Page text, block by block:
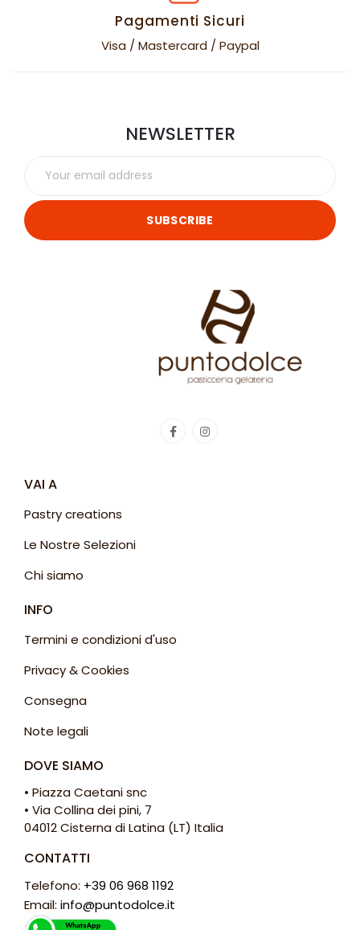
Pagamenti Sicuri
Visa / Mastercard / Paypal
NEWSLETTER
SUBSCRIBE
VAI A
Pastry creations
Le Nostre Selezioni
Chi siamo
INFO
Termini e condizioni d'uso
Privacy & Cookies
Consegna
Note legali
DOVE SIAMO
• Piazza Caetani snc
• Via Collina dei pini, 7
04012 Cisterna di Latina (LT) Italia
CONTATTI
Telefono: +39 06 968 1192
Email: info@puntodolce.it